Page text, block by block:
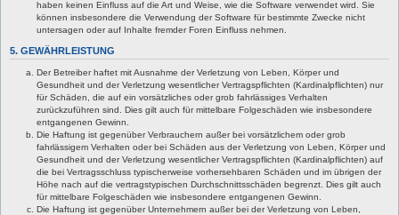
haben keinen Einfluss auf die Art und Weise, wie die Software verwendet wird. Sie
können insbesondere die Verwendung der Software für bestimmte Zwecke nicht
untersagen oder auf Inhalte fremder Foren Einfluss nehmen.
5. GEWÄHRLEISTUNG
Der Betreiber haftet mit Ausnahme der Verletzung von Leben, Körper und
Gesundheit und der Verletzung wesentlicher Vertragspflichten (Kardinalpflichten) nur
für Schäden, die auf ein vorsätzliches oder grob fahrlässiges Verhalten
zurückzuführen sind. Dies gilt auch für mittelbare Folgeschäden wie insbesondere
entgangenen Gewinn.
Die Haftung ist gegenüber Verbrauchern außer bei vorsätzlichem oder grob
fahrlässigem Verhalten oder bei Schäden aus der Verletzung von Leben, Körper und
Gesundheit und der Verletzung wesentlicher Vertragspflichten (Kardinalpflichten) auf
die bei Vertragsschluss typischerweise vorhersehbaren Schäden und im übrigen der
Höhe nach auf die vertragstypischen Durchschnittsschäden begrenzt. Dies gilt auch
für mittelbare Folgeschäden wie insbesondere entgangenen Gewinn.
Die Haftung ist gegenüber Unternehmern außer bei der Verletzung von Leben,